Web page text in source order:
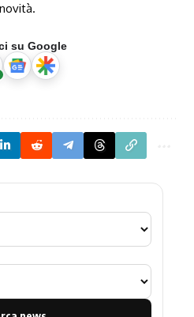
su Google